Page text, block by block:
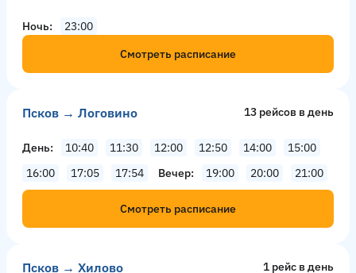
Ночь
23:00
Смотреть расписание
Псков → Логовино 13 рейсов в день
День 10:40 11:30 12:00 12:50 14:00
15:00
16:00
17:05 17:54 Вечер 19:00 20:00 21:00
Смотреть расписание
Псков → Хилово 1 рейс в день